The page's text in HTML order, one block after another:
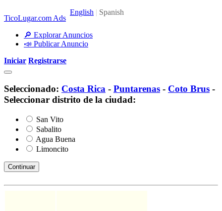
TicoLugar.com Ads
🔎 Explorar Anuncios
📣 Publicar Anuncio
Iniciar Registrarse
Seleccionado: Costa Rica - Puntarenas - Coto Brus -
Seleccionar distrito de la ciudad:
San Vito
Sabalito
Agua Buena
Limoncito